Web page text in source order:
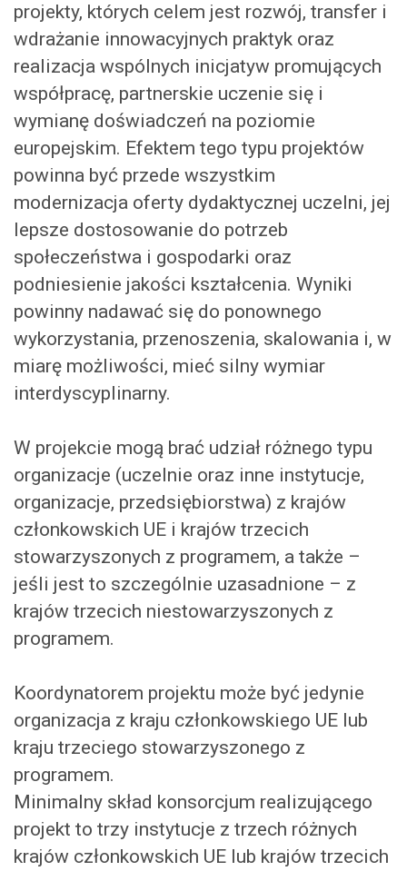
projekty, których celem jest rozwój, transfer i
wdrażanie innowacyjnych praktyk oraz
realizacja wspólnych inicjatyw promujących
współpracę, partnerskie uczenie się i
wymianę doświadczeń na poziomie
europejskim. Efektem tego typu projektów
powinna być przede wszystkim
modernizacja oferty dydaktycznej uczelni, jej
lepsze dostosowanie do potrzeb
społeczeństwa i gospodarki oraz
podniesienie jakości kształcenia. Wyniki
powinny nadawać się do ponownego
wykorzystania, przenoszenia, skalowania i, w
miarę możliwości, mieć silny wymiar
interdyscyplinarny.
W projekcie mogą brać udział różnego typu
organizacje (uczelnie oraz inne instytucje,
organizacje, przedsiębiorstwa) z krajów
członkowskich UE i krajów trzecich
stowarzyszonych z programem, a także –
jeśli jest to szczególnie uzasadnione – z
krajów trzecich niestowarzyszonych z
programem.
Koordynatorem projektu może być jedynie
organizacja z kraju członkowskiego UE lub
kraju trzeciego stowarzyszonego z
programem.
Minimalny skład konsorcjum realizującego
projekt to trzy instytucje z trzech różnych
krajów członkowskich UE lub krajów trzecich